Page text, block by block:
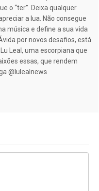
o “ter”. Deixa qualquer
a lua. Não consegue
música e define a sua vida
por novos desafios, está
Leal, uma escorpiana que
essas, que rendem
@lulealnews